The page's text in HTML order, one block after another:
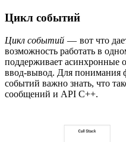
Цикл событий
Цикл событий — вот что
возможность работать в
поддерживает
ввод-вывод. Для понимания
событий важно знать, что
сообщений и API C++.